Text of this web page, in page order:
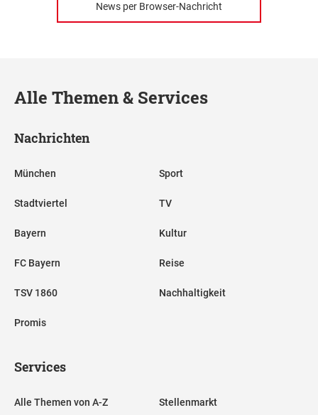
News per Browser-Nachricht
Alle Themen & Services
Nachrichten
München
Stadtviertel
Bayern
FC Bayern
TSV 1860
Promis
Sport
TV
Kultur
Reise
Nachhaltigkeit
Services
Alle Themen von A-Z Stellenmarkt